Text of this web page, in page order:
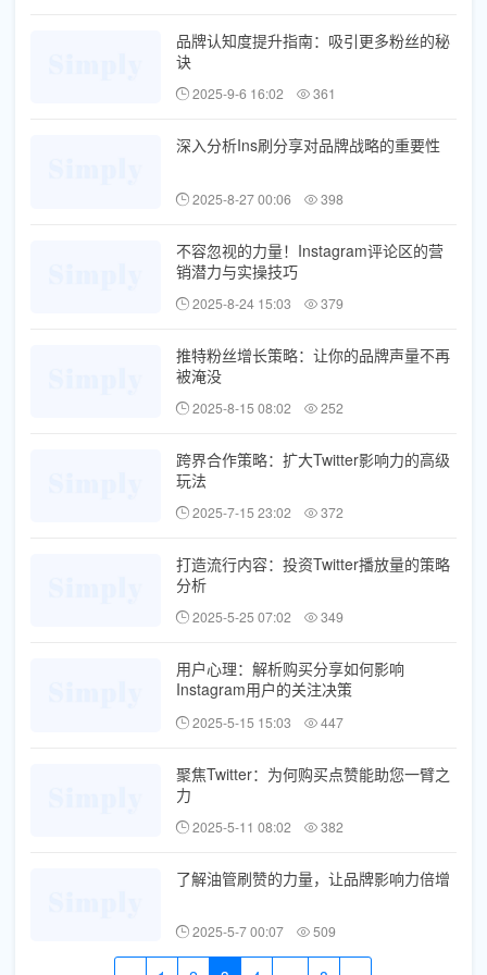
品牌认知度提升指南：吸引更多粉丝的秘
诀
2025-9-6 16:02 361
深入分析Ins刷分享对品牌战略的重要性
2025-8-27 00:06 398
不容忽视的力量！Instagram评论区的营
销潜力与实操技巧
2025-8-24 15:03 379
推特粉丝增长策略：让你的品牌声量不再
被淹没
2025-8-15 08:02 252
跨界合作策略：扩大Twitter影响力的高级
玩法
2025-7-15 23:02 372
打造流行内容：投资Twitter播放量的策略
分析
2025-5-25 07:02 349
用户心理：解析购买分享如何影响
Instagram用户的关注决策
2025-5-15 15:03 447
聚焦Twitter：为何购买点赞能助您一臂之
力
2025-5-11 08:02 382
了解油管刷赞的力量，让品牌影响力倍增
2025-5-7 00:07 509